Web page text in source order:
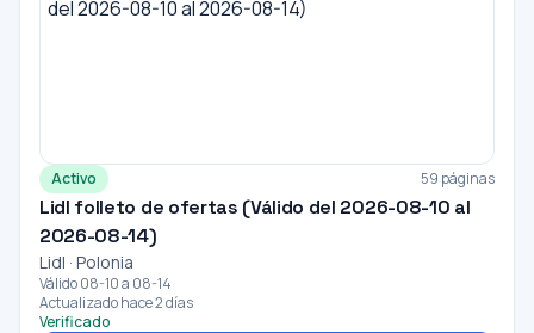
Activo 59 páginas
Lidl folleto de ofertas (Válido del 2026-08-10 al
2026-08-14)
Lidl · Polonia
Válido 08-10 a 08-14
Actualizado hace 2 días
Verificado